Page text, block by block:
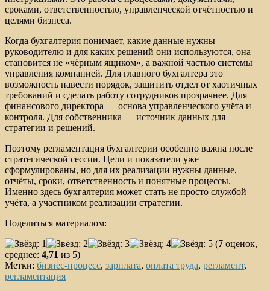
сроками, ответственностью, управленческой отчётностью и
целями бизнеса.
Когда бухгалтерия понимает, какие данные нужны
руководителю и для каких решений они используются, она
становится не «чёрным ящиком», а важной частью системы
управления компанией. Для главного бухгалтера это
возможность навести порядок, защитить отдел от хаотичных
требований и сделать работу сотрудников прозрачнее. Для
финансового директора — основа управленческого учёта и
контроля. Для собственника — источник данных для
стратегии и решений.
Поэтому регламентация бухгалтерии особенно важна после
стратегической сессии. Цели и показатели уже
сформулированы, но для их реализации нужны данные,
отчёты, сроки, ответственность и понятные процессы.
Именно здесь бухгалтерия может стать не просто службой
учёта, а участником реализации стратегии.
Поделиться материалом:
(7 оценок,
среднее: 4,71 из 5)
Метки: бизнес-процесс, зарплата, оплата труда, регламент,
регламентация